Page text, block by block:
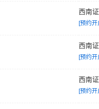
西南
[预约开
西南
[预约开
西南
[预约开